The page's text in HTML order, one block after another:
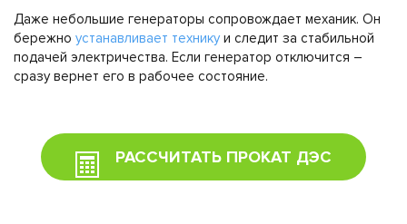
Даже небольшие генераторы сопровождает механик. Он
бережно устанавливает технику и следит за стабильной
подачей электричества. Если генератор отключится –
сразу вернет его в рабочее состояние.
РАССЧИТАТЬ ПРОКАТ ДЭС